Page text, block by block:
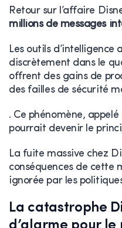
Retour sur l’affaire
millions de messages
Les outils
discrètement dans le
offrent des gains de
des failles de sécurité
. Ce phénomène, appelé
pourrait devenir le
La fuite massive chez
conséquences de cette
ignorée par les
La catastrophe